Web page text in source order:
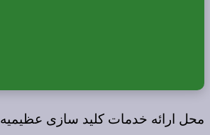
محل ارائه خدمات کلید سازی عظیمیه